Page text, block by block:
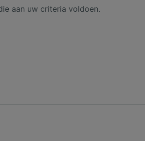
aan uw criteria voldoen.